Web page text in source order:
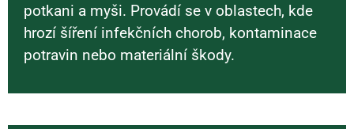
potkani a myši. Provádí se v oblastech, kde
hrozí šíření infekčních chorob, kontaminace
potravin nebo materiální škody.